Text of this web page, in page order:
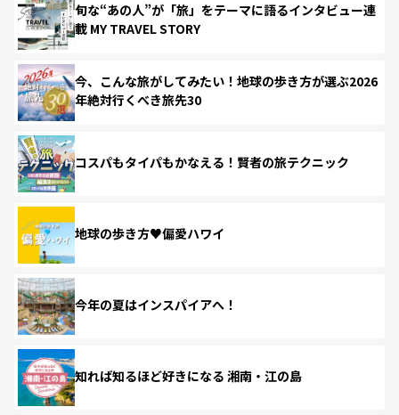
旬な“あの人”が「旅」をテーマに語るインタビュー連
載 MY TRAVEL STORY
今、こんな旅がしてみたい！地球の歩き方が選ぶ2026
年絶対行くべき旅先30
コスパもタイパもかなえる！賢者の旅テクニック
地球の歩き方♥偏愛ハワイ
今年の夏はインスパイアへ！
知れば知るほど好きになる 湘南・江の島